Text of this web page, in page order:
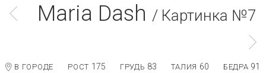
Maria Dash / Картинка №7
В ГОРОДЕ РОСТ 175 ГРУДЬ 83 ТАЛИЯ 60 БЕДРА 91